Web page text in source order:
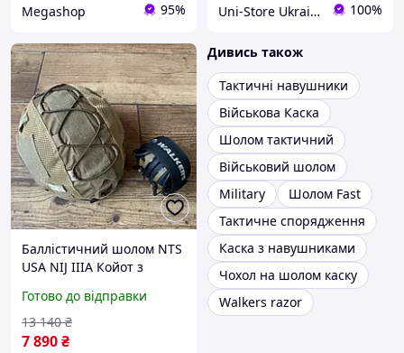
Megashop 95% Uni-Store Ukraine 100%
Баллістичний шолом NTS
USA NIJ IIIA Койот з
та кріпленнями
Готово до відправки
7 890₴
13 140 ₴
Дивись також
Тактичні навушники
Військова Каска
Шолом тактичний
Військовий шолом
Military
Шолом Fast
Тактичне спорядження
Каска з навушниками
Чохол на шолом каску
Walkers razor